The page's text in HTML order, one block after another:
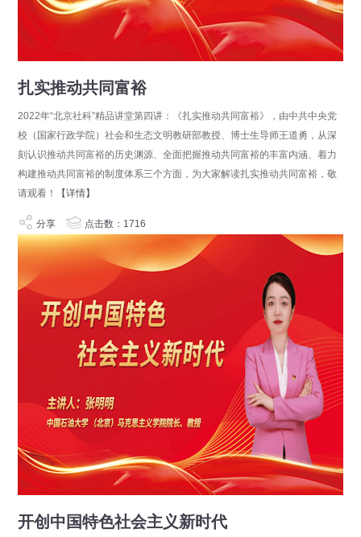
扎实推动共同富裕
2022年“北京社科”精品讲堂第四讲：《扎实推动共同富裕》，由中共中央党
校（国家行政学院）社会和生态文明教研部教授、博士生导师王道勇，从深
刻认识推动共同富裕的历史渊源、全面把握推动共同富裕的丰富内涵、着力
构建推动共同富裕的制度体系三个方面，为大家解读扎实推动共同富裕，敬
请观看！
【详情】
分享 点击数：1716
开创中国特色社会主义新时代